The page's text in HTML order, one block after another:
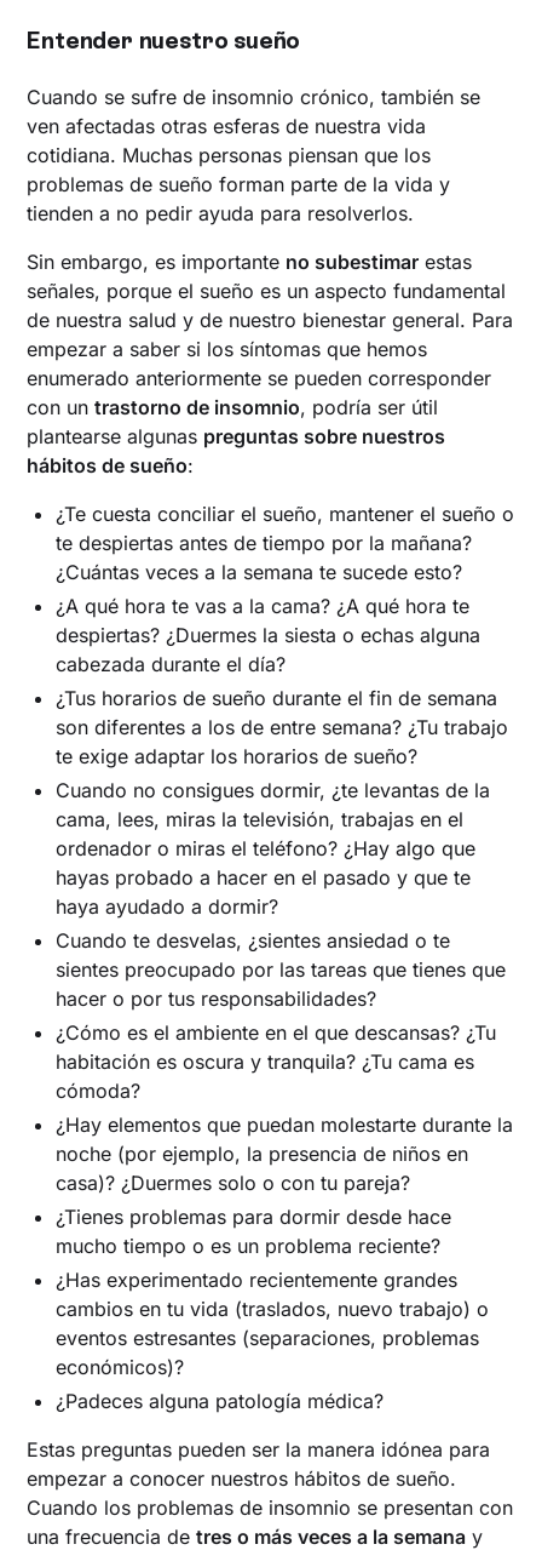
Entender nuestro sueño
Cuando se sufre de insomnio crónico, también se
ven afectadas otras esferas de nuestra vida
cotidiana. Muchas personas piensan que los
problemas de sueño forman parte de la vida y
tienden a no pedir ayuda para resolverlos.
Sin embargo, es importante no subestimar estas
señales, porque el sueño es un aspecto fundamental
de nuestra salud y de nuestro bienestar general. Para
empezar a saber si los síntomas que hemos
enumerado anteriormente se pueden corresponder
con untrastorno de insomnio, podría ser útil
plantearse algunas preguntas sobre nuestros
hábitos de sueño:
¿Te cuesta conciliar el sueño, mantener el sueño o
te despiertas antes de tiempo por la mañana?
¿Cuántas veces a la semana te sucede esto?
¿A qué hora te vas a la cama? ¿A qué hora te
despiertas? ¿Duermes la siesta o echas alguna
cabezada durante el día?
¿Tus horarios de sueño durante el fin de semana
son diferentes a los de entre semana? ¿Tu trabajo
te exige adaptar los horarios de sueño?
Cuando no consigues dormir, ¿te levantas de la
cama, lees, miras la televisión, trabajas en el
ordenador o miras el teléfono? ¿Hay algo que
hayas probado a hacer en el pasado y que te
haya ayudado a dormir?
Cuando te desvelas, ¿sientes ansiedad o te
sientes preocupado por las tareas que tienes que
hacer o por tus responsabilidades?
¿Cómo es el ambiente en el que descansas? ¿Tu
habitación es oscura y tranquila? ¿Tu cama es
cómoda?
¿Hay elementos que puedan molestarte durante la
noche (por ejemplo, la presencia de niños en
casa)? ¿Duermes solo o con tu pareja?
¿Tienes problemas para dormir desde hace
mucho tiempo o es un problema reciente?
¿Has experimentado recientemente grandes
cambios en tu vida (traslados, nuevo trabajo) o
eventos estresantes (separaciones, problemas
económicos)?
¿Padeces alguna patología médica?
Estas preguntas pueden ser la manera idónea para
empezar a conocer nuestros hábitos de sueño.
Cuando los problemas de insomnio se presentan con
una frecuencia detres o más veces a la semana y